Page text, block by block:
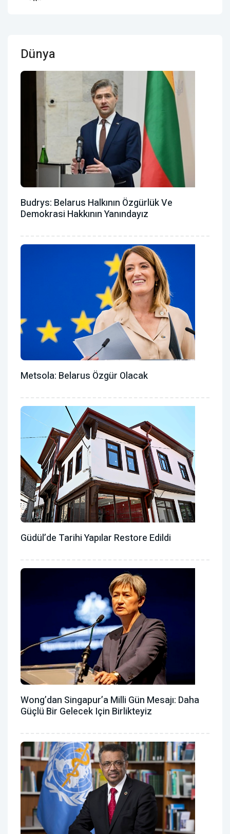
Dünya
Budrys: Belarus Halkının Özgürlük Ve
Demokrasi Hakkının Yanındayız
Metsola: Belarus Özgür Olacak
Güdül’de Tarihi Yapılar Restore Edildi
Wong’dan Singapur’a Milli Gün Mesajı: Daha
Güçlü Bir Gelecek Için Birlikteyiz